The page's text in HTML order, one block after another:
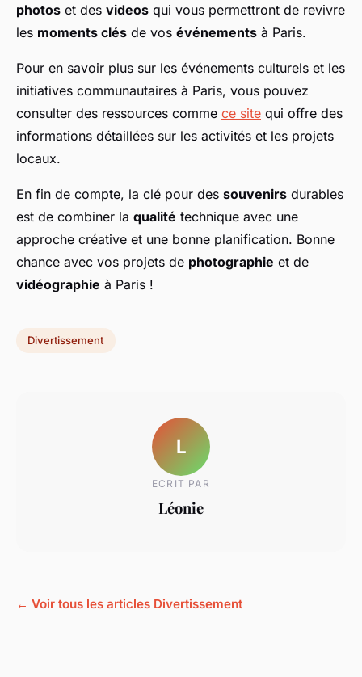
photos et des videos qui vous permettront de revivre
les moments clés de vos événements à Paris.
Pour en savoir plus sur les événements culturels et les
initiatives communautaires à Paris, vous pouvez
consulter des ressources comme ce site qui offre des
informations détaillées sur les activités et les projets
locaux.
En fin de compte, la clé pour des souvenirs durables
est de combiner la qualité technique avec une
approche créative et une bonne planification. Bonne
chance avec vos projets de photographie et de
vidéographie à Paris !
Divertissement
L
ECRIT PAR
Léonie
← Voir tous les articles Divertissement